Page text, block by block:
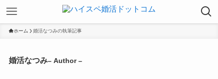
ホーム 婚活なつみの執筆記事
婚活なつみ– Author –